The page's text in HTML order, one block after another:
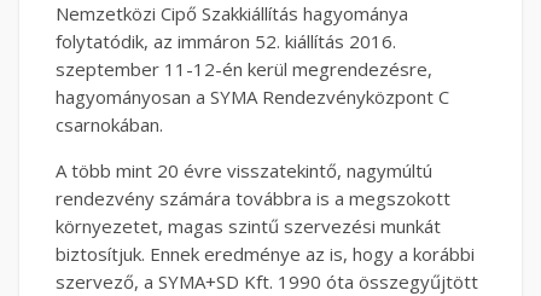
Nemzetközi Cipő Szakkiállítás hagyománya
folytatódik, az immáron 52. kiállítás 2016.
szeptember 11-12-én kerül megrendezésre,
hagyományosan a SYMA Rendezvényközpont C
csarnokában.
A több mint 20 évre visszatekintő, nagymúltú
rendezvény számára továbbra is a megszokott
környezetet, magas szintű szervezési munkát
biztosítjuk. Ennek eredménye az is, hogy a korábbi
szervező, a SYMA+SD Kft. 1990 óta összegyűjtött